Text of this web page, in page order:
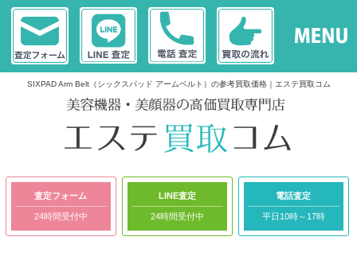
SIXPAD Arm Belt（シックスパッド アームベルト）の参考買取価格｜エステ買取コム
査定フォーム
24時間受付中
LINE査定
24時間受付中
電話査定
平日10時～17時